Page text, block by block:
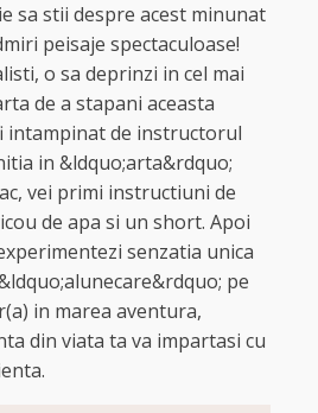
sa stii despre acest minunat
peisaje spectaculoase!
o sa deprinzi in cel mai
de a stapani aceasta
intampinat de instructorul
in &ldquo;arta&rdquo;
vei primi instructiuni de
de apa si un short. Apoi
senzatia unica
pe
in marea aventura,
din viata ta va impartasi cu